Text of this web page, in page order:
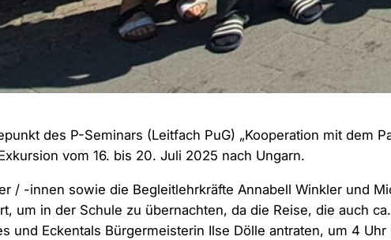
des P-Seminars (Leitfach PuG) „Kooperation mit dem
vom 16. bis 20. Juli 2025 nach Ungarn.
/ -innen sowie die Begleitlehrkräfte Annabell Winkler und
um in der Schule zu übernachten, da die Reise, die auch
und Eckentals Bürgermeisterin Ilse Dölle antraten, um 4